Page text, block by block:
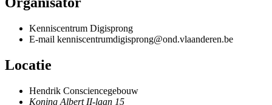
Kenniscentrum Digisprong
E-mail kenniscentrumdigisprong@ond.vlaanderen.be
Locatie
Hendrik Consciencegebouw
Koning Albert II-laan 15